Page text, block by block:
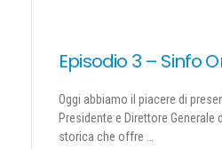
Episodio 3 – Sinfo
Oggi abbiamo il piacere di
Presidente e Direttore Generale
storica che offre …